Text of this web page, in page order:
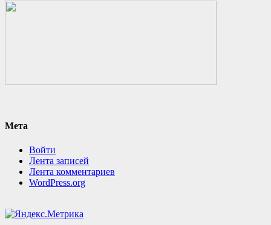
Мета
Войти
Лента записей
Лента комментариев
WordPress.org